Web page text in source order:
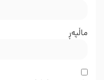
ماڵپه‌ڕ